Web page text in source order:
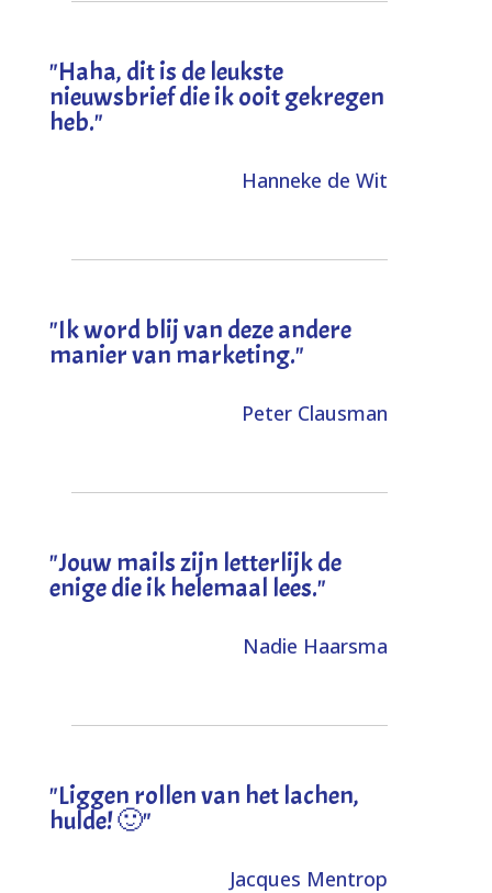
"Haha, dit is de leukste
nieuwsbrief die ik ooit gekregen
heb."
Hanneke de Wit
"Ik word blij van deze andere
manier van marketing."
Peter Clausman
"Jouw mails zijn letterlijk de
enige die ik helemaal lees."
Nadie Haarsma
"Liggen rollen van het lachen,
hulde! 🙂"
Jacques Mentrop